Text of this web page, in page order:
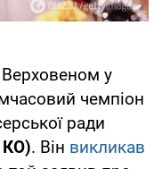
Верховеном у
чемпіон
ради
КО). Він викликав